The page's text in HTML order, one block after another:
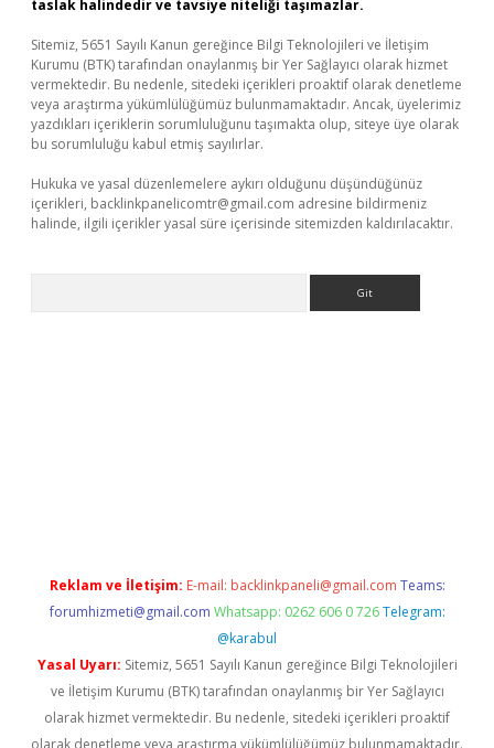
taslak halindedir ve tavsiye niteliği taşımazlar.
Sitemiz, 5651 Sayılı Kanun gereğince Bilgi Teknolojileri ve İletişim
Kurumu (BTK) tarafından onaylanmış bir Yer Sağlayıcı olarak hizmet
vermektedir. Bu nedenle, sitedeki içerikleri proaktif olarak denetleme
veya araştırma yükümlülüğümüz bulunmamaktadır. Ancak, üyelerimiz
yazdıkları içeriklerin sorumluluğunu taşımakta olup, siteye üye olarak
bu sorumluluğu kabul etmiş sayılırlar.
Hukuka ve yasal düzenlemelere aykırı olduğunu düşündüğünüz
içerikleri, backlinkpanelicomtr@gmail.com adresine bildirmeniz
halinde, ilgili içerikler yasal süre içerisinde sitemizden kaldırılacaktır.
Reklam ve İletişim: E-mail: backlinkpaneli@gmail.com Teams:
forumhizmeti@gmail.com Whatsapp: 0262 606 0 726 Telegram:
@karabul
Yasal Uyarı: Sitemiz, 5651 Sayılı Kanun gereğince Bilgi Teknolojileri
ve İletişim Kurumu (BTK) tarafından onaylanmış bir Yer Sağlayıcı
olarak hizmet vermektedir. Bu nedenle, sitedeki içerikleri proaktif
olarak denetleme veya araştırma yükümlülüğümüz bulunmamaktadır.